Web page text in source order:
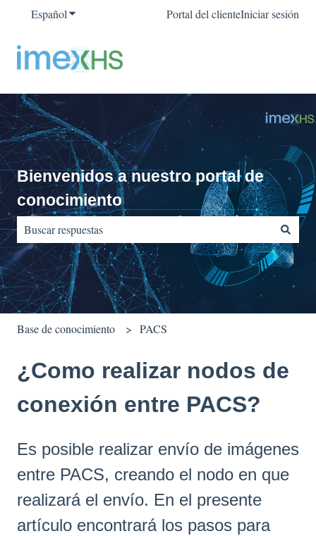
EspañolTraducciones de Mostrar submenú de
Portal del clienteIniciar sesión
Bienvenidos a nuestro portal de
conocimiento
No hay sugerencias porque el campo de búsqueda está vacío.
Base de conocimiento PACS
¿Como realizar nodos de
conexión entre PACS?
Es posible realizar envío de imágenes
entre PACS, creando el nodo en que
realizará el envío. En el presente
artículo encontrará los pasos para